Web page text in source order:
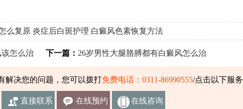
么复原 炎症后白斑护理 白癜风色素恢复方法
怎么治 下一篇： 26岁男性大腿胳膊都有白癜风怎么治
解决您的问题，您可以拨打免费电话：0311-86990555/点击以下服务
直接联系 在线预约 在线咨询